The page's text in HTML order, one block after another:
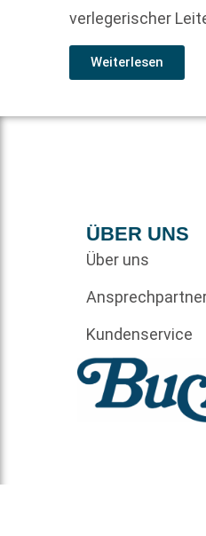
verlegerischer
Weiterlesen
ÜBER UNS
Über uns
Kundenservice